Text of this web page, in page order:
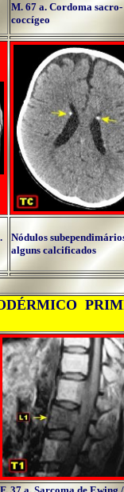
M. 67 a. Cordoma sacro-
coccígeo
Nódulos
alguns calcificados